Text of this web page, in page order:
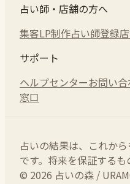
占い師・店舗の方へ
集客LP制作占い師登録
サポート
ヘルプセンターお問い
窓口
占いの結果は、これか
です。将来を保証するも
© 2026 占いの森 /